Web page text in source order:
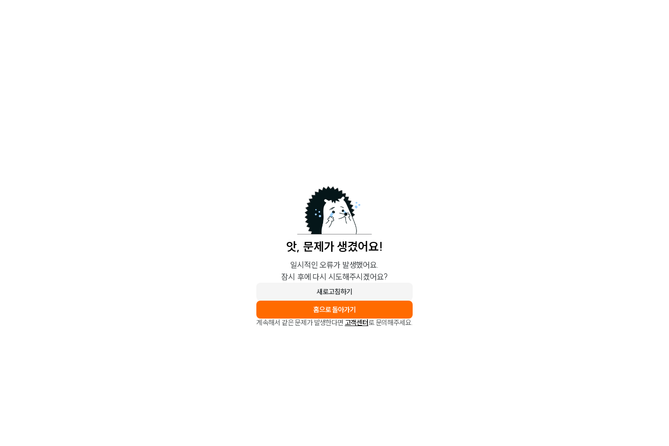
앗, 문제가 생겼어요!
일시적인 오류가 발생했어요.
잠시 후에 다시 시도해주시겠어요?
새로고침하기
홈으로 돌아가기
계속해서 같은 문제가 발생한다면 고객센터로 문의해주세요.